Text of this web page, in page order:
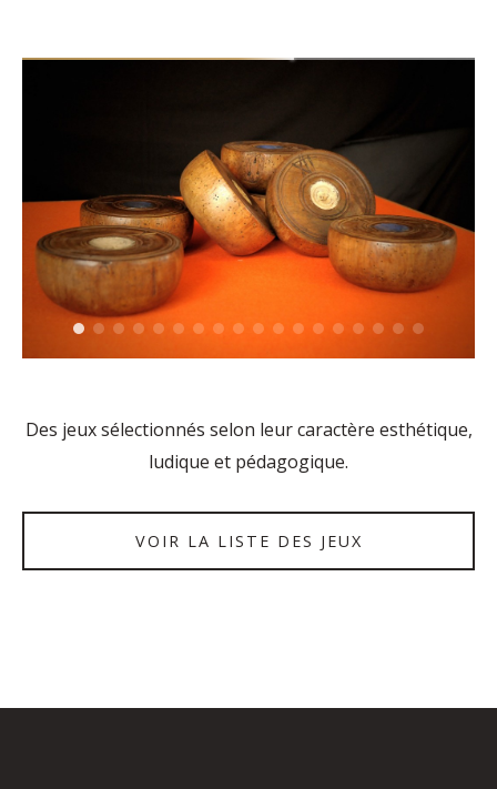
Des jeux sélectionnés selon leur caractère esthétique,
ludique et pédagogique.
VOIR LA LISTE DES JEUX